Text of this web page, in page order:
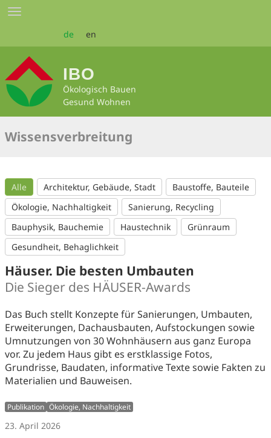
Zum
Seiteninhalt
Toggle
de en
IBO
Ökologisch Bauen
Gesund Wohnen
Wissensverbreitung
Alle Architektur, Gebäude, Stadt
Baustoffe, Bauteile
Ökologie, Nachhaltigkeit
Sanierung, Recycling
Bauphysik, Bauchemie
Haustechnik
Grünraum
Gesundheit, Behaglichkeit
Häuser. Die besten Umbauten
Die Sieger des HÄUSER-Awards
Das Buch stellt Konzepte für Sanierungen, Umbauten,
Erweiterungen, Dachausbauten, Aufstockungen sowie
Umnutzungen von 30 Wohnhäusern aus ganz Europa
vor. Zu jedem Haus gibt es erstklassige Fotos,
Grundrisse, Baudaten, informative Texte sowie Fakten zu
Materialien und Bauweisen.
Publikation Ökologie, Nachhaltigkeit
23. April 2026